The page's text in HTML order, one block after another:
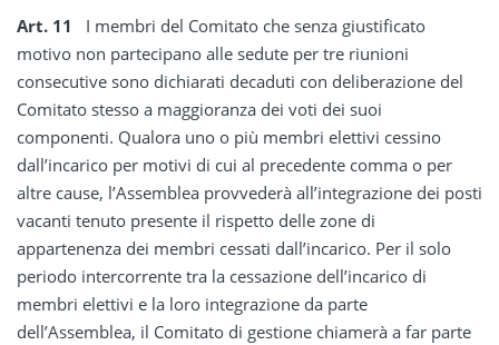
Art. 11 I membri del Comitato che senza giustificato
motivo non partecipano alle sedute per tre riunioni
consecutive sono dichiarati decaduti con deliberazione del
Comitato stesso a maggioranza dei voti dei suoi
componenti. Qualora uno o più membri elettivi cessino
dall’incarico per motivi di cui al precedente comma o per
altre cause, l’Assemblea provvederà all’integrazione dei posti
vacanti tenuto presente il rispetto delle zone di
appartenenza dei membri cessati dall’incarico. Per il solo
periodo intercorrente tra la cessazione dell’incarico di
membri elettivi e la loro integrazione da parte
dell’Assemblea, il Comitato di gestione chiamerà a far parte